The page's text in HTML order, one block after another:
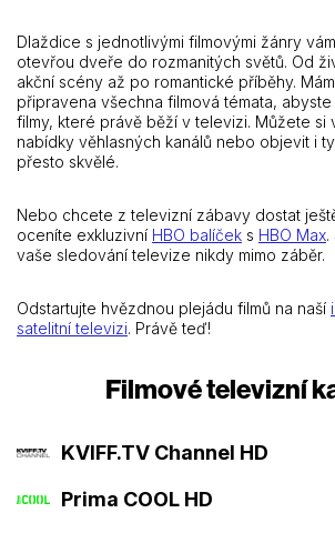
Dlaždice s jednotlivými filmovými žánry
otevřou dveře do rozmanitých světů. Od
akční scény až po romantické příběhy.
připravena všechna filmová témata,
filmy, které právě běží v televizi. Můžete si
nabídky věhlasných kanálů nebo objevit i
přesto skvělé.
Nebo chcete z televizní zábavy dostat
oceníte exkluzivní HBO balíček s HBO Max.
vaše sledování televize nikdy mimo záběr.
Odstartujte hvězdnou plejádu filmů na naší
satelitní televizi. Právě teď!
Filmové televizní
KVIFF.TV Channel HD
Prima COOL HD